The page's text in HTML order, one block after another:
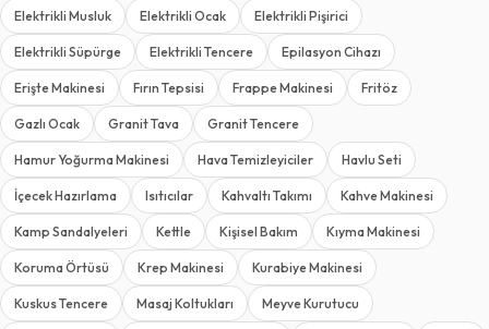
Elektrikli Musluk Elektrikli Ocak Elektrikli Pişirici
Elektrikli Süpürge Elektrikli Tencere Epilasyon Cihazı
Erişte Makinesi Fırın Tepsisi Frappe Makinesi Fritöz
Gazlı Ocak Granit Tava Granit Tencere
Hamur Yoğurma Makinesi Hava Temizleyiciler Havlu Seti
İçecek Hazırlama Isıtıcılar Kahvaltı Takımı Kahve Makinesi
Kamp Sandalyeleri Kettle Kişisel Bakım Kıyma Makinesi
Koruma Örtüsü Krep Makinesi Kurabiye Makinesi
Kuskus Tencere Masaj Koltukları Meyve Kurutucu